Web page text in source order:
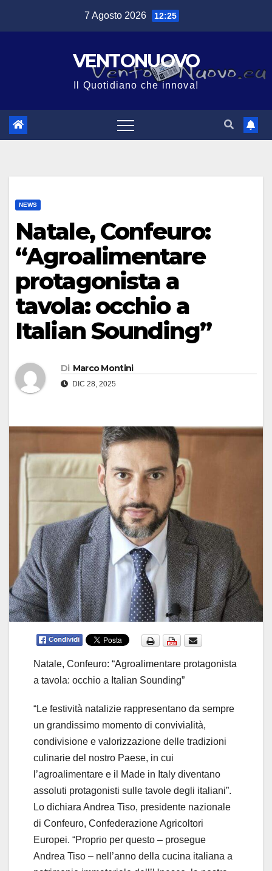
7 Agosto 2026 12:25
VENTONUOVO
Il Quotidiano che innova!
NEWS
Natale, Confeuro:
“Agroalimentare
protagonista a
tavola: occhio a
Italian Sounding”
Di Marco Montini
DIC 28, 2025
Natale, Confeuro: “Agroalimentare protagonista
a tavola: occhio a Italian Sounding”
“Le festività natalizie rappresentano da sempre
un grandissimo momento di convivialità,
condivisione e valorizzazione delle tradizioni
culinarie del nostro Paese, in cui
l’agroalimentare e il Made in Italy diventano
assoluti protagonisti sulle tavole degli italiani”.
Lo dichiara Andrea Tiso, presidente nazionale
di Confeuro, Confederazione Agricoltori
Europei. “Proprio per questo – prosegue
Andrea Tiso – nell’anno della cucina italiana a